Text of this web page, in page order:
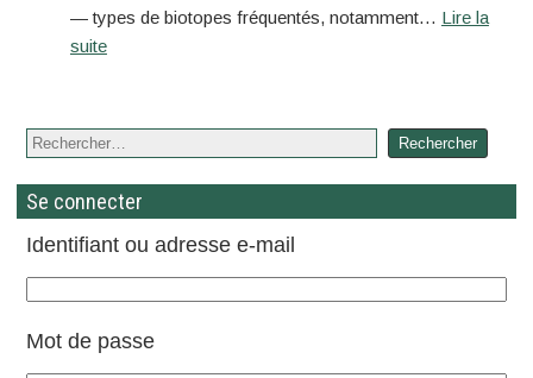
— types de biotopes fréquentés, notamment… Lire la
suite
Se connecter
Identifiant ou adresse e-mail
Mot de passe